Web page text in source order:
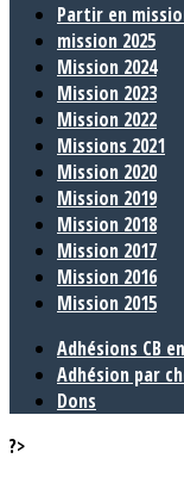
Partir en
mission 2025
Mission 2024
Mission 2023
Mission 2022
Missions 2021
Mission 2020
Mission 2019
Mission 2018
Mission 2017
Mission 2016
Mission 2015
Adhésions CB
Adhésion par
Dons
?>